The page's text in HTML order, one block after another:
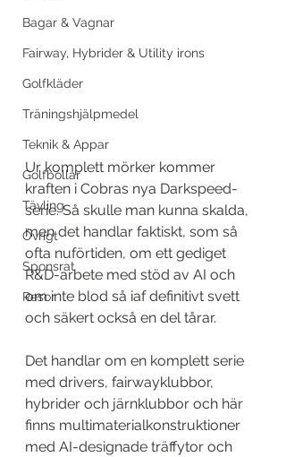
Bagar & Vagnar
Fairway, Hybrider & Utility irons
Golfkläder
Träningshjälpmedel
Teknik & Appar
Golfbollar
Tävling
Övrigt
Sponsrat
Resor
Ur komplett mörker kommer
kraften i Cobras nya Darkspeed-
serie. Så skulle man kunna skalda,
men det handlar faktiskt, som så
ofta nuförtiden, om ett gediget
R&D-arbete med stöd av AI och
om inte blod så iaf definitivt svett
och säkert också en del tårar.
Det handlar om en komplett serie
med drivers, fairwayklubbor,
hybrider och järnklubbor och här
finns multimaterialkonstruktioner
med AI-designade träffytor och